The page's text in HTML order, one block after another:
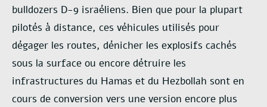
bulldozers D-9 israéliens. Bien que pour la plupart
pilotés à distance, ces véhicules utilisés pour
dégager les routes, dénicher les explosifs cachés
sous la surface ou encore détruire les
infrastructures du Hamas et du Hezbollah sont en
cours de conversion vers une version encore plus